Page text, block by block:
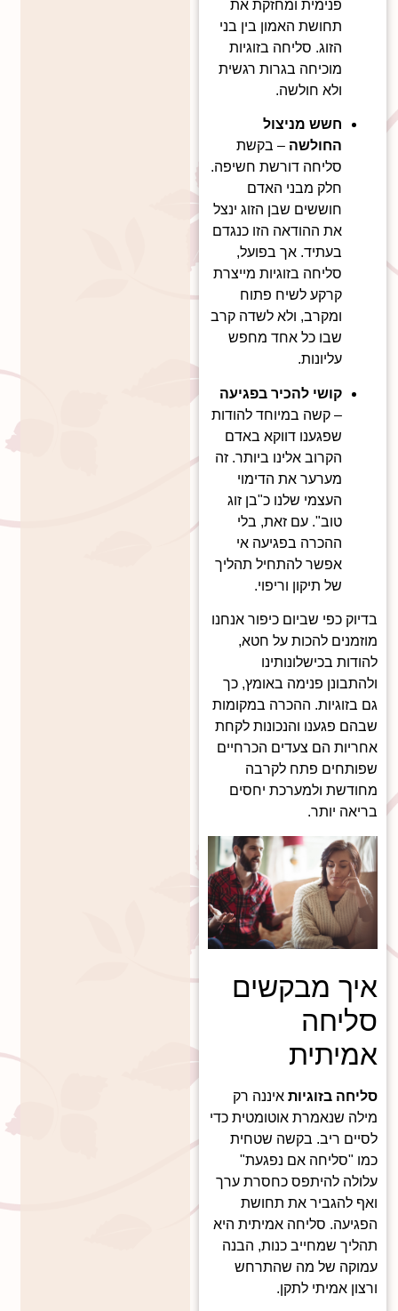
פנימית ומחזקת את
תחושת האמון בין בני
הזוג. סליחה בזוגיות
מוכיחה בגרות רגשית
ולא חולשה.
חשש מניצול
החולשה – בקשת
סליחה דורשת חשיפה.
חלק מבני האדם
חוששים שבן הזוג ינצל
את ההודאה הזו כנגדם
בעתיד. אך בפועל,
סליחה בזוגיות מייצרת
קרקע לשיח פתוח
ומקרב, ולא לשדה קרב
שבו כל אחד מחפש
עליונות.
קושי להכיר בפגיעה
– קשה במיוחד להודות
שפגענו דווקא באדם
הקרוב אלינו ביותר. זה
מערער את הדימוי
העצמי שלנו כ"בן זוג
טוב". עם זאת, בלי
ההכרה בפגיעה אי
אפשר להתחיל תהליך
של תיקון וריפוי.
בדיוק כפי שביום כיפור אנחנו
מוזמנים להכות על חטא,
להודות בכישלונותינו
ולהתבונן פנימה באומץ, כך
גם בזוגיות. ההכרה במקומות
שבהם פגענו והנכונות לקחת
אחריות הם צעדים הכרחיים
שפותחים פתח לקרבה
מחודשת ולמערכת יחסים
בריאה יותר.
איך מבקשים
סליחה
אמיתית
סליחה בזוגיות איננה רק
מילה שנאמרת אוטומטית כדי
לסיים ריב. בקשה שטחית
כמו "סליחה אם נפגעת"
עלולה להיתפס כחסרת ערך
ואף להגביר את תחושת
הפגיעה. סליחה אמיתית היא
תהליך שמחייב כנות, הבנה
עמוקה של מה שהתרחש
ורצון אמיתי לתקן.